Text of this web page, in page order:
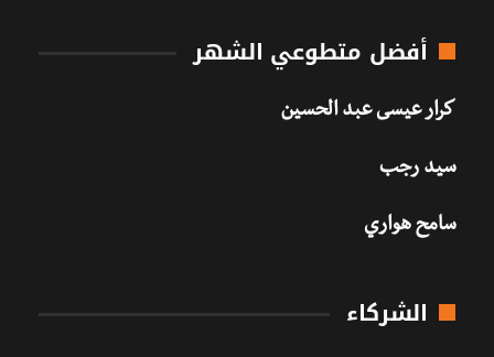
أفضل متطوعي الشهر
كرار عيسى عبد الحسين
سيد رجب
سامح هواري
الشركاء